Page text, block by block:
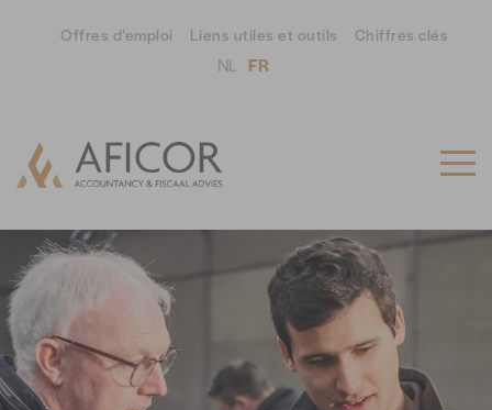
Offres d’emploi Liens utiles et outils Chiffres clés
NL FR